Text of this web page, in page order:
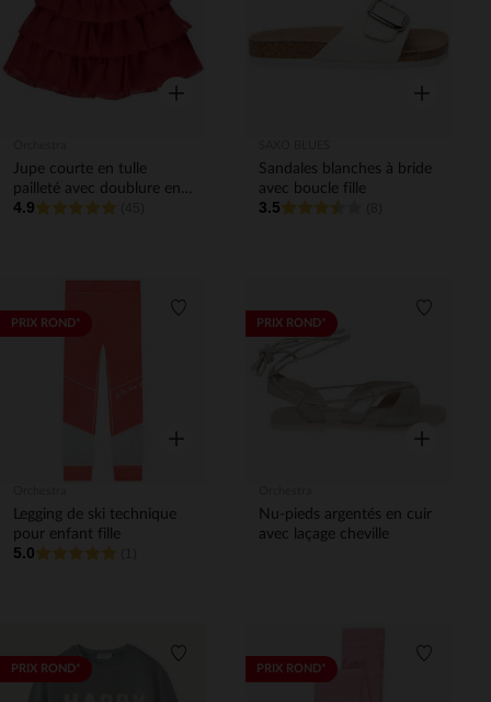
Aperçu rapide
Jupe courte en tulle
pailleté avec doublure en
satin fille
4.9
Aperçu
Sandales blanches à bride
avec boucle fille
3.5
PRIX ROND* Liste de souhaits
Aperçu rapide
Legging de ski technique
pour enfant fille
5.0
PRIX ROND*
Aperçu
Nu-pieds argentés en cuir
avec laçage cheville
PRIX ROND* Liste de souhaits
PRIX ROND*